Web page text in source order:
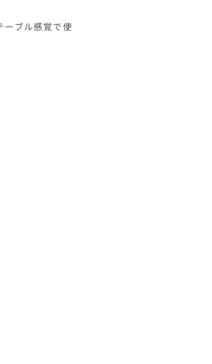
ーブル感覚で使